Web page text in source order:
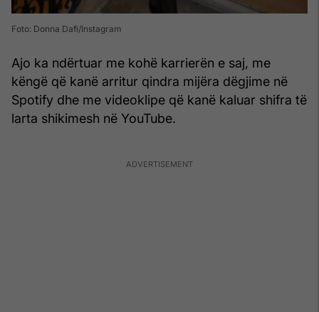
Foto: Donna Dafi/Instagram
Ajo ka ndërtuar me kohë karrierën e saj, me
këngë që kanë arritur qindra mijëra dëgjime në
Spotify dhe me videoklipe që kanë kaluar shifra të
larta shikimesh në YouTube.